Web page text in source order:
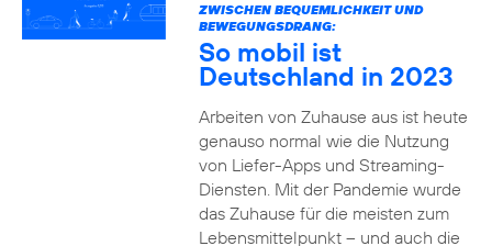
ZWISCHEN BEQUEMLICHKEIT UND
BEWEGUNGSDRANG:
So mobil ist
Deutschland in 2023
Arbeiten von Zuhause aus ist heute
genauso normal wie die Nutzung
von Liefer-Apps und Streaming-
Diensten. Mit der Pandemie wurde
das Zuhause für die meisten zum
Lebensmittelpunkt – und auch die